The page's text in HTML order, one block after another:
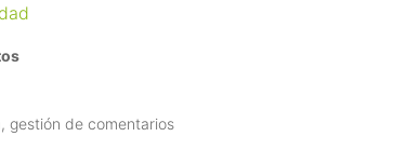
gestión de comentarios